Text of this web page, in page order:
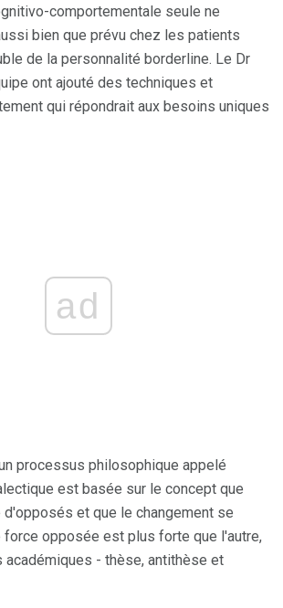
comportementale seule ne
bien que prévu chez les patients
de la personnalité borderline. Le Dr
ont ajouté des techniques et
qui répondrait aux besoins uniques
ad
processus philosophique appelé
est basée sur le concept que
et que le changement se
force opposée est plus forte que l'autre,
académiques - thèse, antithèse et